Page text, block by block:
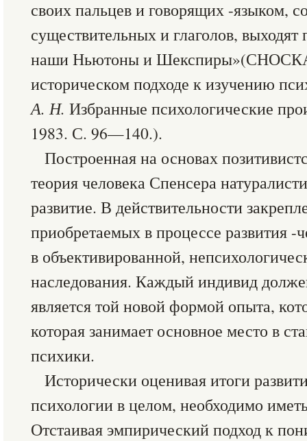
своих пальцев и говорящих -языком,
существительных и глаголов, выходят
наши Ньютоны и
историческом подходе к изучению
А. Н. Избранные психологические
1983. С. 96—140.).
Построенная на основах
теория человека Спенсера
развитие. В действительности
приобретаемых в процессе развития -
в объективированной,
наследования. Каждый индивид
является той новой формой опыта,
которая занимает основное место в
психики.
Исторически оценивая итоги
психологии в целом, необходимо
Отстаивая эмпирический подход к